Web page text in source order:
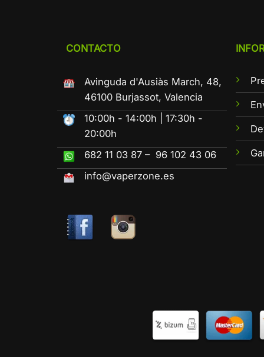
CONTACTO
Avinguda d'Ausiàs March, 48,
46100 Burjassot, Valencia
10:00h - 14:00h | 17:30h -
20:00h
682 11 03 87 – 96 102 43 06
info@vaperzone.es